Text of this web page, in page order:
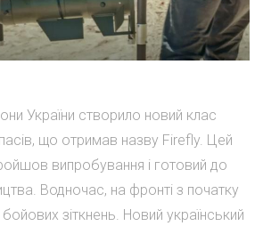
України створило новий клас
що отримав назву Firefly. Цей
випробування і готовий до
Водночас, на фронті з початку
зіткнень. Новий український